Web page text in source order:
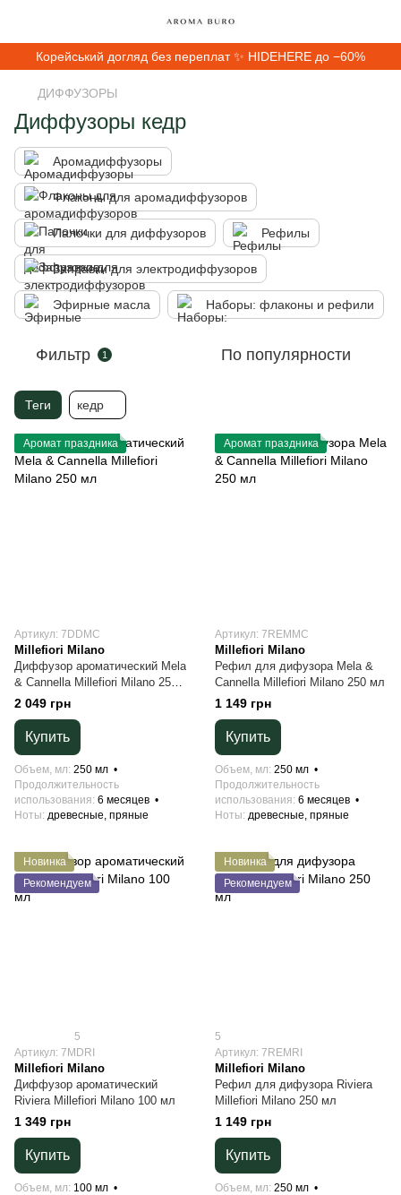
Корейський догляд без переплат ✨ HIDEHERE до −60%
ДИФФУЗОРЫ
Диффузоры кедр
Аромадиффузоры
Флаконы для аромадиффузоров
Палочки для диффузоров Рефилы
Заправки для электродиффузоров
Эфирные масла Наборы: флаконы и рефили
Фильтр 1 По популярности
Теги кедр
Аромат праздника
Артикул: 7DDMC
Millefiori Milano
Диффузор ароматический Mela
& Cannella Millefiori Milano 250
мл
2 049 грн
Купить
Объем, мл 250 мл
Продолжительность
использования 6 месяцев
Ноты древесные, пряные
Аромат праздника
Артикул: 7REMMC
Millefiori Milano
Рефил для дифузора Mela &
Cannella Millefiori Milano 250 мл
1 149 грн
Купить
Объем, мл 250 мл
Продолжительность
использования 6 месяцев
Ноты древесные, пряные
Новинка
Рекомендуем
5
Артикул: 7MDRI
Millefiori Milano
Диффузор ароматический
Riviera Millefiori Milano 100 мл
1 349 грн
Купить
Объем, мл 100 мл
Новинка
Рекомендуем
5
Артикул: 7REMRI
Millefiori Milano
Рефил для дифузора Riviera
Millefiori Milano 250 мл
1 149 грн
Купить
Объем, мл 250 мл